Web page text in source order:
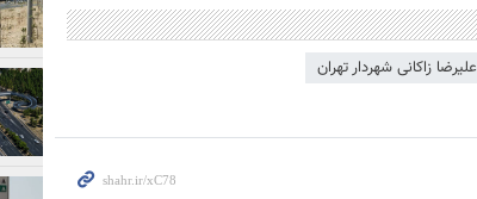
علیرضا زاکانی شهردار تهران